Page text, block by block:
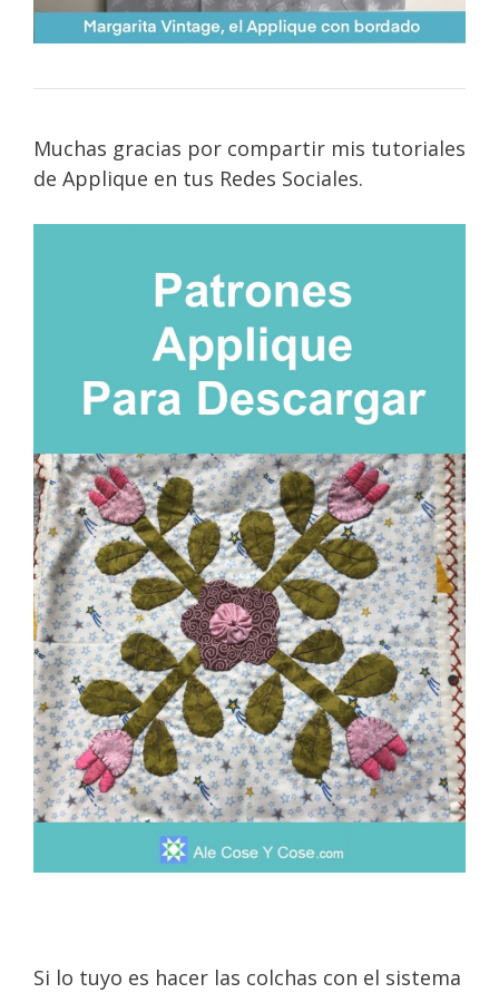
Muchas gracias por compartir mis tutoriales
de Applique en tus Redes Sociales.
Si lo tuyo es hacer las colchas con el sistema